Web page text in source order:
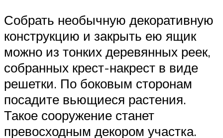
Собрать необычную декоративную
конструкцию и закрыть ею ящик
можно из тонких деревянных реек,
собранных крест-накрест в виде
решетки. По боковым сторонам
посадите вьющиеся растения.
Такое сооружение станет
превосходным декором участка.